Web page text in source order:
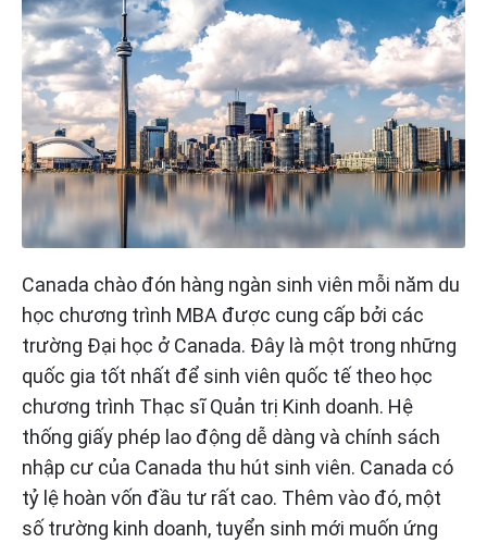
Canada chào đón hàng ngàn sinh viên mỗi năm du
học chương trình MBA được cung cấp bởi các
trường Đại học ở Canada. Đây là một trong những
quốc gia tốt nhất để sinh viên quốc tế theo học
chương trình Thạc sĩ Quản trị Kinh doanh. Hệ
thống giấy phép lao động dễ dàng và chính sách
nhập cư của Canada thu hút sinh viên. Canada có
tỷ lệ hoàn vốn đầu tư rất cao. Thêm vào đó, một
số trường kinh doanh, tuyển sinh mới muốn ứng